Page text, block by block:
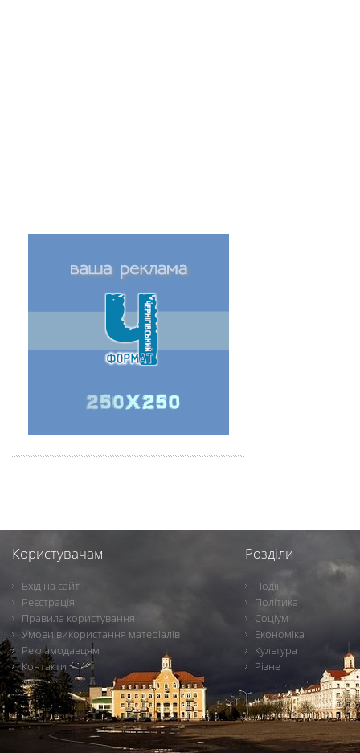
Користувачам
Вхід на сайт
Реєстрація
Правила користування
Умови використання матеріалів
Рекламодавцям
Контакти
Розділи
Події
Політика
Соціум
Економіка
Культура
Різне